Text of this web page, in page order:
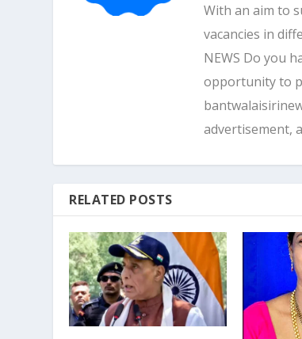
With an aim to
vacancies in
NEWS Do you
opportunity to
advertisement,
RELATED POSTS